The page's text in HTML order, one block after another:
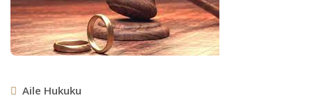
Aile Hukuku